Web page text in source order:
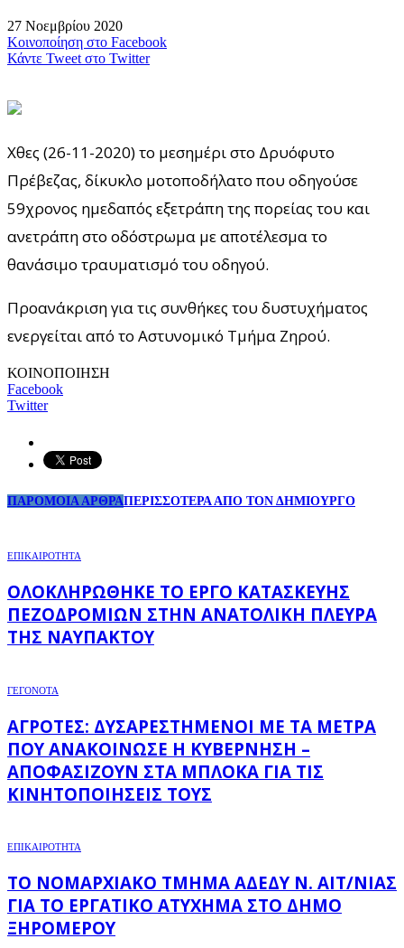
27 Νοεμβρίου 2020
Κοινοποίηση στο Facebook
Κάντε Tweet στο Twitter
Χθες (26-11-2020) το μεσημέρι στο Δρυόφυτο
Πρέβεζας, δίκυκλο μοτοποδήλατο που οδηγούσε
59χρονος ημεδαπός εξετράπη της πορείας του και
ανετράπη στο οδόστρωμα με αποτέλεσμα το
θανάσιμο τραυματισμό του οδηγού.
Προανάκριση για τις συνθήκες του δυστυχήματος
ενεργείται από το Αστυνομικό Τμήμα Ζηρού.
ΚΟΙΝΟΠΟΙΗΣΗ
Facebook
Twitter
ΠΑΡΟΜΟΙΑ ΑΡΘΡΑΠΕΡΙΣΣΟΤΕΡΑ ΑΠΟ ΤΟΝ ΔΗΜΙΟΥΡΓΟ
ΕΠΙΚΑΙΡΟΤΗΤΑ
ΟΛΟΚΛΗΡΏΘΗΚΕ ΤΟ ΈΡΓΟ ΚΑΤΑΣΚΕΥΉΣ
ΠΕΖΟΔΡΟΜΊΩΝ ΣΤΗΝ ΑΝΑΤΟΛΙΚΉ ΠΛΕΥΡΆ
ΤΗΣ ΝΑΥΠΆΚΤΟΥ
ΓΕΓΟΝΟΤΑ
ΑΓΡΌΤΕΣ: ΔΥΣΑΡΕΣΤΗΜΈΝΟΙ ΜΕ ΤΑ ΜΈΤΡΑ
ΠΟΥ ΑΝΑΚΟΊΝΩΣΕ Η ΚΥΒΈΡΝΗΣΗ –
ΑΠΟΦΑΣΊΖΟΥΝ ΣΤΑ ΜΠΛΌΚΑ ΓΙΑ ΤΙΣ
ΚΙΝΗΤΟΠΟΙΉΣΕΙΣ ΤΟΥΣ
ΕΠΙΚΑΙΡΟΤΗΤΑ
ΤΟ ΝΟΜΑΡΧΙΑΚΌ ΤΜΉΜΑ ΑΔΕΔΥ Ν. ΑΙΤ/ΝΊΑΣ
ΓΙΑ ΤΟ ΕΡΓΑΤΙΚΌ ΑΤΎΧΗΜΑ ΣΤΟ ΔΉΜΟ
ΞΗΡΟΜΈΡΟΥ